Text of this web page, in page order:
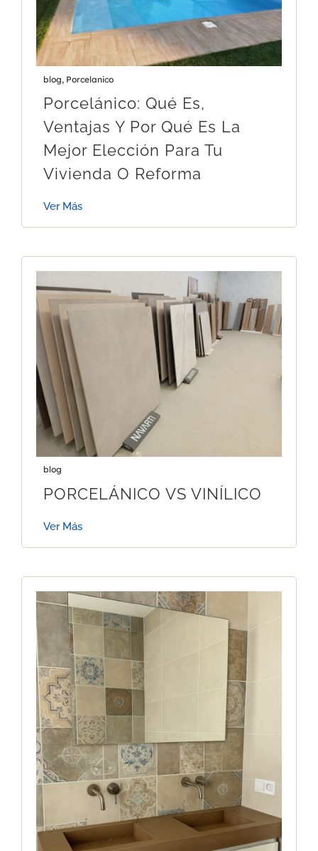
blog, Porcelanico
Porcelánico: Qué Es,
Ventajas Y Por Qué Es La
Mejor Elección Para Tu
Vivienda O Reforma
Ver Más
blog
PORCELÁNICO VS VINÍLICO
Ver Más